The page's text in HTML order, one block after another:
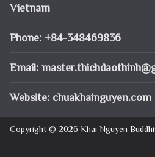
Vietnam
Phone: +84-348469836
Email:
Website: chuakhainguyen.com
Copyright © 2026 Khai Nguyen